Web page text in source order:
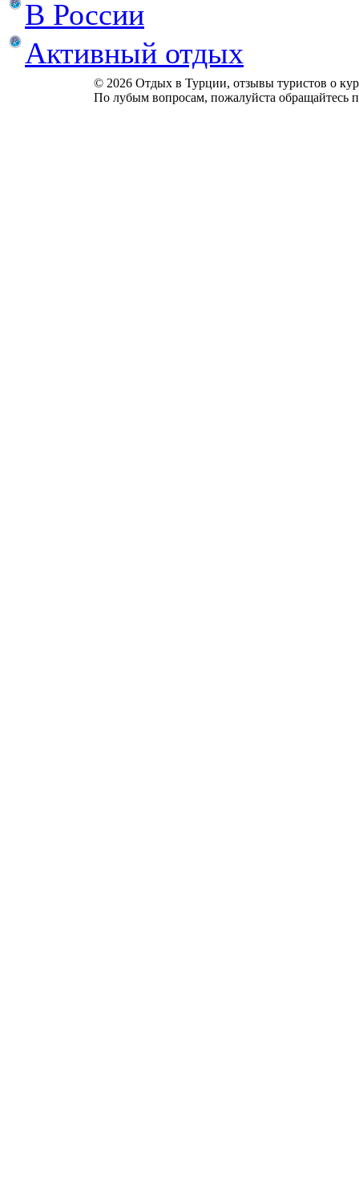
В России
Активный отдых
© 2026 Отдых в Турции, отзывы туристов о
По лубым вопросам, пожалуйста обращайтесь